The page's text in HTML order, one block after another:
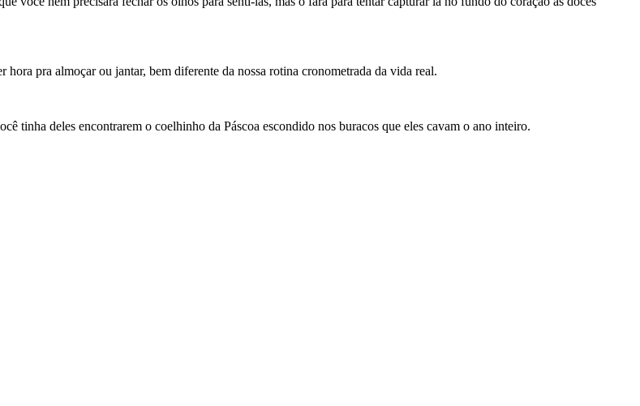
pra almoçar ou jantar, bem diferente da nossa rotina cronometrada da vida real.
tinha deles encontrarem o coelhinho da Páscoa escondido nos buracos que eles cavam o ano inteiro.